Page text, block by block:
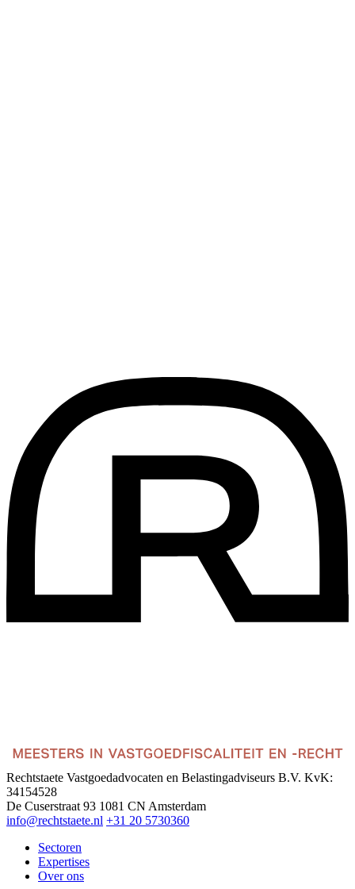
Rechtstaete Vastgoedadvocaten en Belastingadviseurs B.V. KvK:
34154528
De Cuserstraat 93 1081 CN Amsterdam
info@rechtstaete.nl +31 20 5730360
Sectoren
Expertises
Over ons